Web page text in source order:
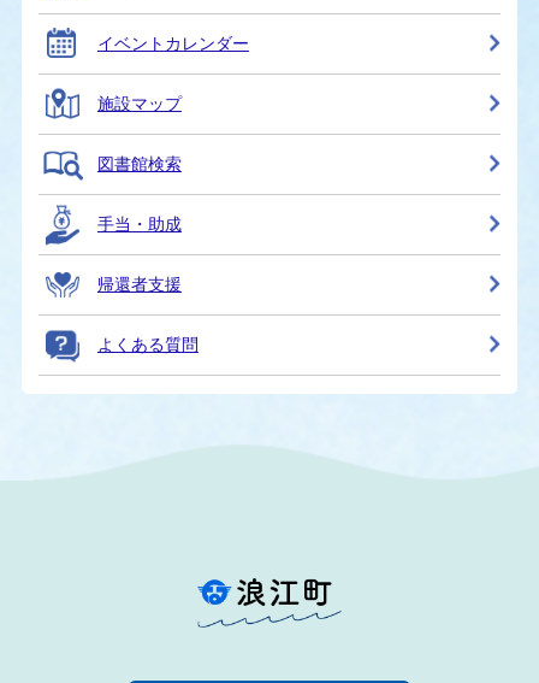
イベントカレンダー
施設マップ
図書館検索
手当・助成
帰還者支援
よくある質問